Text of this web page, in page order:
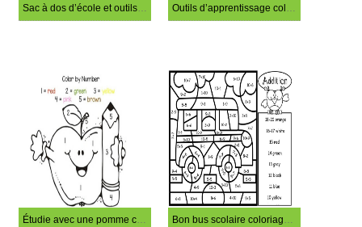
Sac à dos d’école et outils coloriage magique Outils d’apprentissage coloriage magique
Étudie avec une pomme coloriage magique Bon bus scolaire coloriage magique